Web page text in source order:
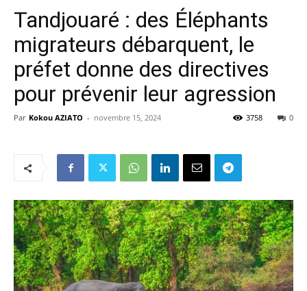
Tandjouaré : des Éléphants
migrateurs débarquent, le
préfet donne des directives
pour prévenir leur agression
Par Kokou AZIATO - novembre 15, 2024 0
3758